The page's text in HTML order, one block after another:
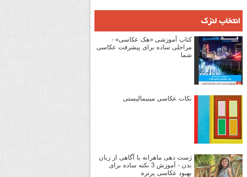
انتخاب لنزک
کتاب آموزشی «هک عکاسی» -
مراحلی ساده برای پیشرفت عکاسی
شما
نکات عکاسی مینیمالیستی
ژست دهی ماهرانه با آگاهی از زبان
بدن - آموزش 3 نکته ساده برای
بهبود عکاسی پرتره